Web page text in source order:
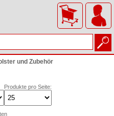
und Zubehör
Produkte pro Seite: